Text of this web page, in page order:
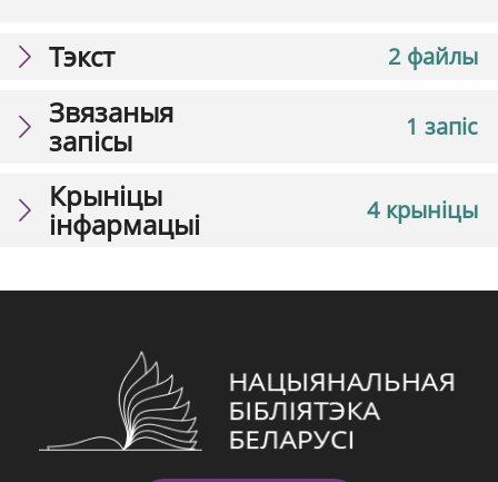
2 файлы
Тэкст
1 запіс
Звязаныя
запісы
4 крыніцы
Крыніцы
інфармацыі